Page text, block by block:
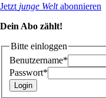
Jetzt junge Weltabonnieren
Dein Abo zählt!
Bitte einloggen
Benutzername*
Passwort*